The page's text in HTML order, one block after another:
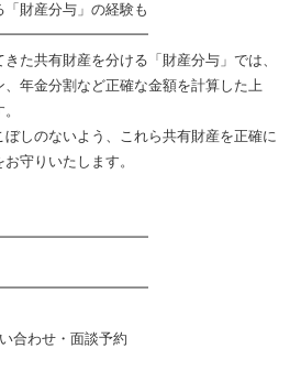
財産分与」の経験も
た共有財産を分ける「財産分与」では、
年金分割など正確な金額を計算した上
しのないよう、これら共有財産を正確に
守りいたします。
合わせ・面談予約